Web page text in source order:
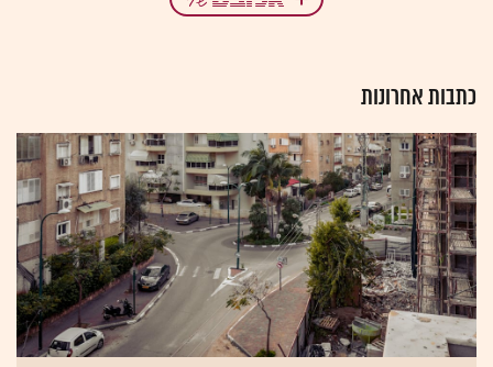
כתבות אחרונות